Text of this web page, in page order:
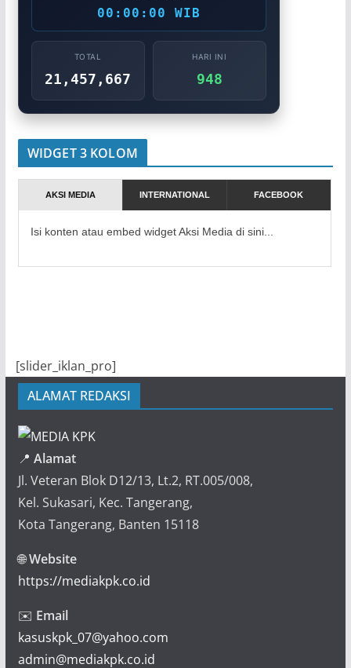
00:00:00 WIB
TOTAL
21,457,667
HARI INI
948
WIDGET 3 KOLOM
AKSI MEDIA INTERNATIONAL FACEBOOK
Isi konten atau embed widget Aksi Media di sini...
[slider_iklan_pro]
ALAMAT REDAKSI
📍 Alamat
Jl. Veteran Blok D12/13, Lt.2, RT.005/008,
Kel. Sukasari, Kec. Tangerang,
Kota Tangerang, Banten 15118
🌐Website
https://mediakpk.co.id
✉️ Email
kasuskpk_07@yahoo.com
admin@mediakpk.co.id